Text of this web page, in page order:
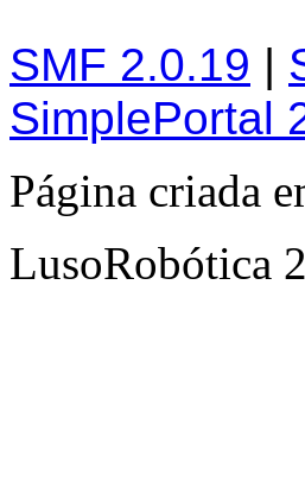
SMF 2.0.19 |
SimplePortal
Página criada
LusoRobótica